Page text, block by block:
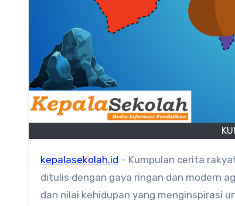
kepalasekolah.id – Kumpulan cerita
ditulis dengan gaya ringan dan modern
dan nilai kehidupan yang menginspirasi